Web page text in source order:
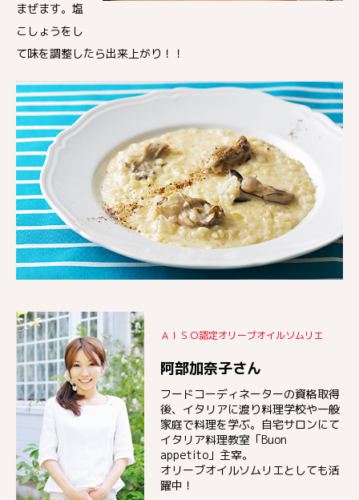
まぜます。塩
こしょうをし
て味を調整したら出来上がり！！
ＡＩＳＯ認定オリーブオイルソムリエ
阿部加奈子さん
フードコーディネーターの資格取得
後、イタリアに渡り料理学校や一般
家庭で料理を学ぶ。自宅サロンにて
イタリア料理教室「Buon
appetito」主宰。
オリーブオイルソムリエとしても活
躍中！